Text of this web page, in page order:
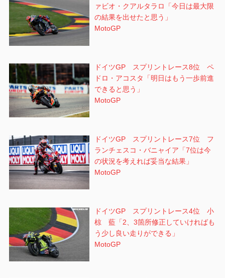
ァビオ・クアルタラロ「今日は最大限
の結果を出せたと思う」
MotoGP
ドイツGP スプリントレース8位 ペ
ドロ・アコスタ「明日はもう一歩前進
できると思う」
MotoGP
ドイツGP スプリントレース7位 フ
ランチェスコ・バニャイア「7位は今
の状況を考えれば妥当な結果」
MotoGP
ドイツGP スプリントレース4位 小
椋 藍「2、3箇所修正していければも
う少し良い走りができる」
MotoGP